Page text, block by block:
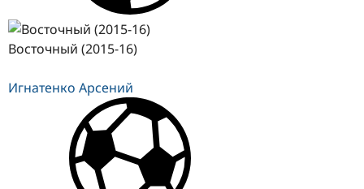
Восточный (2015-16)
Игнатенко Арсений